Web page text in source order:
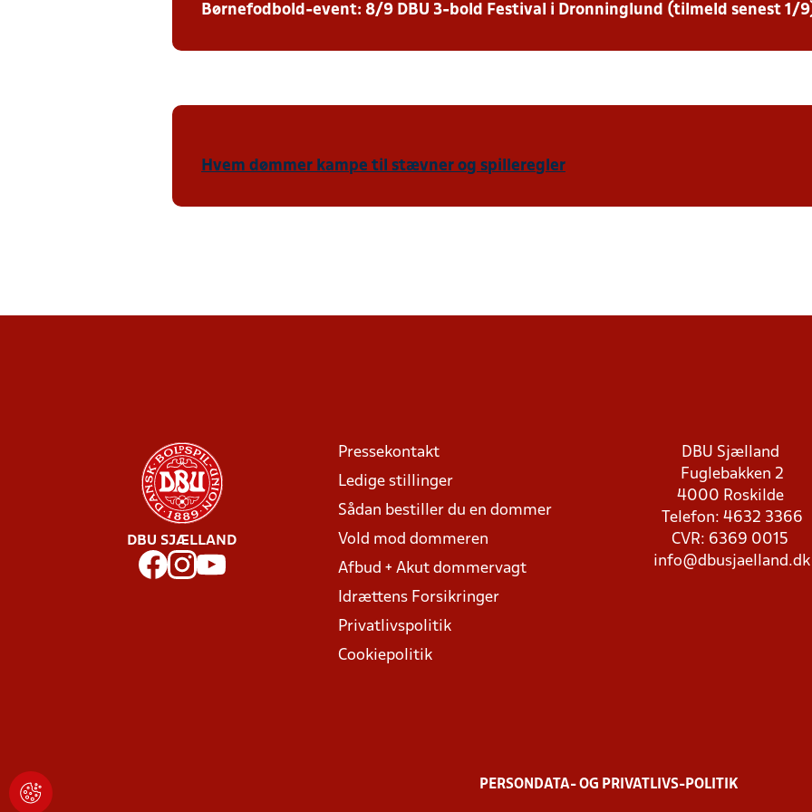
Børnefodbold-event: 8/9 DBU 3-bold Festival i Dronninglund (tilmeld senest 1/
Hvem dømmer kampe til stævner og spilleregler
DBU SJÆLLAND
Pressekontakt
Ledige stillinger
Sådan bestiller du en dommer
Vold mod dommeren
Afbud + Akut dommervagt
Idrættens Forsikringer
Privatlivspolitik
Cookiepolitik
DBU Sjælland
Fuglebakken 2
4000 Roskilde
Telefon: 4632 3366
CVR: 6369 0015
info@dbusjaelland.dk
PERSONDATA- OG PRIVATLIVS-POLITIK